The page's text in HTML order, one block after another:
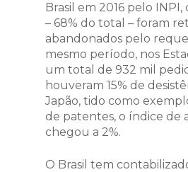
Brasil em 2016 pelo INPI,
– 68% do total – foram
abandonados pelo
mesmo período, nos
um total de 932 mil
houveram 15% de
Japão, tido como
de patentes, o índice de
chegou a 2%.
O Brasil tem